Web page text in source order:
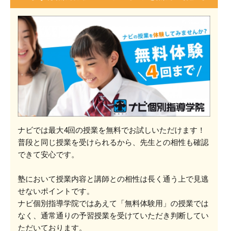
ナビでは最大4回の授業を無料でお試しいただけます！
普段と同じ授業を受けられるから、先生との相性も確認
できて安心です。
塾において授業内容と講師との相性は長く通う上で見逃
せないポイントです。
ナビ個別指導学院ではあえて「無料体験用」の授業では
なく、通常通りの予習授業を受けていただき判断してい
ただいております。